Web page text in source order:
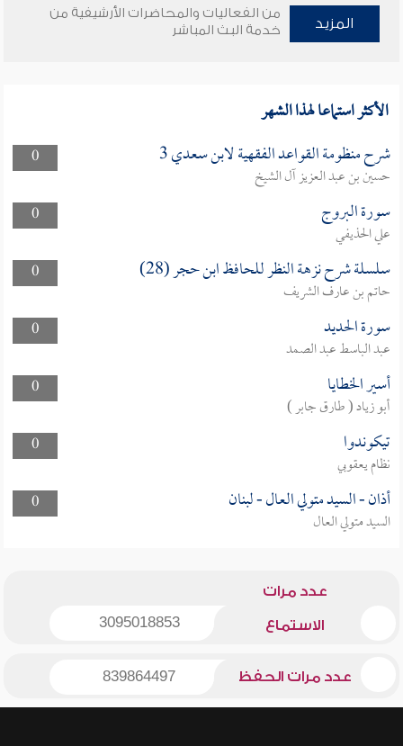
المزيد
من الفعاليات والمحاضرات الأرشيفية من
خدمة البث المباشر
الأكثر استماعا لهذا الشهر
0 شرح منظومة القواعد الفقهية لابن سعدي 3
حسين بن عبد العزيز آل الشيخ
0
سورة البروج
علي الحذيفي
0
سلسلة شرح نزهة النظر للحافظ ابن حجر (28)
حاتم بن عارف الشريف
0
سورة الحديد
عبد الباسط عبد الصمد
0
أسير الخطايا
أبو زياد ( طارق جابر )
0
تيكوندوا
نظام يعقوبي
0
أذان - السيد متولي العال - لبنان
السيد متولي العال
عدد مرات
الاستماع 3095018853
عدد مرات الحفظ 839864497